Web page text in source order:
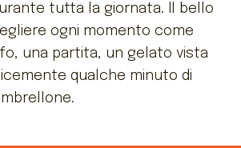
tutta la giornata. Il bello
ogni momento come
una partita, un gelato vista
qualche minuto di